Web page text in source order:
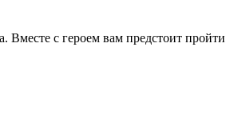
Вместе с героем вам предстоит пройти